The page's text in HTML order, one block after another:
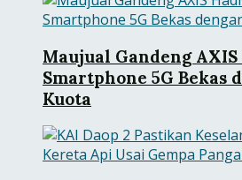
Maujual Gandeng
Smartphone 5G Bekas
Kuota